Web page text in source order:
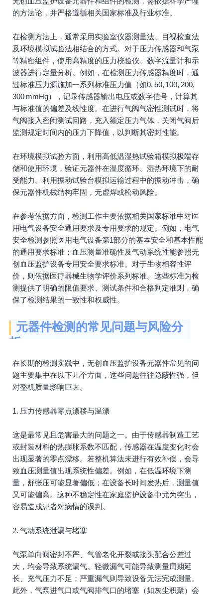
的方法论，并严格遵循相关国家标准及行业标准。
在检测方法上，通常采用实验室仪器测量法、目视检查法
及环境模拟试验法相结合的方式。对于压力传感器和气泵
等精密组件，使用高精度的压力校验仪、数字流量计和示
波器进行定量分析。例如，在检测压力传感器精度时，通
过标准压力源施加一系列标准压力值（如0, 50, 100, 200,
300 mmHg），记录传感器输出电压或数字信号，计算其
与标准值的偏差及线性度。在进行气阀气密性测试时，将
气阀接入密闭测试回路，充入额定压力气体，关闭气阀后
监测规定时间内的压力下降值，以判断其密封性能。
在环境模拟试验方面，利用高低温湿热试验箱模拟极端存
储和使用环境，验证元器件在温度循环、湿热环境下的耐
受能力。利用振动试验台模拟运输过程中的振动冲击，确
保元器件机械结构牢固，无虚焊或松动风险。
在参考依据方面，检测工作主要依据相关国家标准中对医
用电气设备安全通用要求及专用要求的规定。例如，电气
安全检测参照医用电气设备第1部分的基本安全和基本性能
的通用要求标准；血压测量准确性及气动系统性能参照无
创血压监护设备专用安全要求标准。对于生物相容性评
价，则依据医疗器械生物学评价系列标准。这些标准为检
测提供了明确的限值要求、测试条件和合格判定准则，确
保了检测结果的一致性和权威性。
元器件检测的常见问题与风险分
析
在长期的检测实践中，无创血压监护设备元器件常见的问
题主要集中在以下几个方面，这些问题往往隐蔽性强，但
对整机质量影响巨大。
1. 压力传感器零点漂移与温漂
这是最常见且危害最大的问题之一。由于传感器制造工艺
或封装材料的热膨胀系数不匹配，传感器在温度变化时会
出现显著的零点漂移。若整机算法未进行有效补偿，会导
致血压测量值出现系统性偏差。例如，在低温环境下测
量，舒张压可能显著偏低；在设备长时间发热后，测量值
又可能偏高。这种不稳定性在家庭监护设备中尤为突出，
容易造成患者对病情的误判。
2. 气动系统泄漏与堵塞
气泵单向阀密封不严、气管老化开裂或接头配合公差过
大，均会导致系统漏气。轻微漏气可能导致测量周期延
长、充气压力不足；严重漏气则导致设备无法完成测量。
此外，气泵进气口或气阀排气口的堵塞（如灰尘积聚）会